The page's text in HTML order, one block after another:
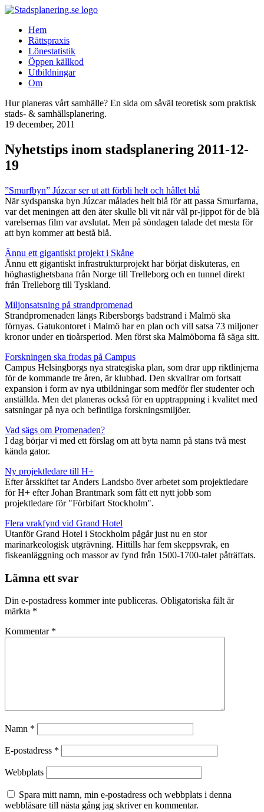
Hem
Rättspraxis
Lönestatistik
Öppen källkod
Utbildningar
Om
Hur planeras vårt samhälle? En sida om såväl teoretisk som praktisk
stads- & samhällsplanering.
19 december, 2011
Nyhetstips inom stadsplanering 2011-12-
19
”Smurfbyn” Júzcar ser ut att förbli helt och hållet blå
När sydspanska byn Júzcar målades helt blå för att passa Smurfarna,
var det meningen att den åter skulle bli vit när väl pr-jippot för de blå
varelsernas film var avslutat. Men på söndagen talade det mesta för
att byn kommer att bestå blå.
Ännu ett gigantiskt projekt i Skåne
Ännu ett gigantiskt infrastrukturprojekt har börjat diskuteras, en
höghastighetsbana från Norge till Trelleborg och en tunnel direkt
från Trelleborg till Tyskland.
Miljonsatsning på strandpromenad
Strandpromenaden längs Ribersborgs badstrand i Malmö ska
förnyas. Gatukontoret i Malmö har en plan och vill satsa 73 miljoner
kronor under en tioårsperiod. Men först ska Malmöborna få säga sitt.
Forskningen ska frodas på Campus
Campus Helsingborgs nya strategiska plan, som drar upp riktlinjerna
för de kommande tre åren, är klubbad. Den skvallrar om fortsatt
expansion i form av nya utbildningar som medför fler studenter och
anställda. Men det planeras också för en upptrappning i kvalitet med
satsningar på nya och befintliga forskningsmiljöer.
Vad sägs om Promenaden?
I dag börjar vi med ett förslag om att byta namn på stans två mest
kända gator.
Ny projektledare till H+
Efter årsskiftet tar Anders Landsbo över arbetet som projektledare
för H+ efter Johan Brantmark som fått ett nytt jobb som
projektledare för "Förbifart Stockholm".
Flera vrakfynd vid Grand Hotel
Utanför Grand Hotel i Stockholm pågår just nu en stor
marinarkeologisk utgrävning. Hittills har fem skeppsvrak, en
fiskeanläggning och massor av fynd från 1500-1700-talet påträffats.
Lämna ett svar
Din e-postadress kommer inte publiceras. Obligatoriska fält är
märkta *
Kommentar *
Namn *
E-postadress *
Webbplats
Spara mitt namn, min e-postadress och webbplats i denna
webbläsare till nästa gång jag skriver en kommentar.